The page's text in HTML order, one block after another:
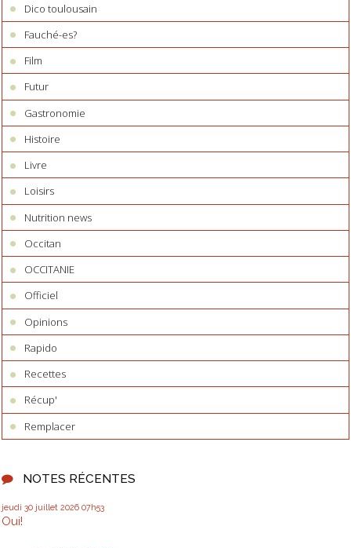
Dico toulousain
Fauché-es?
Film
Futur
Gastronomie
Histoire
Livre
Loisirs
Nutrition news
Occitan
OCCITANIE
Officiel
Opinions
Rapido
Recettes
Récup'
Remplacer
NOTES RÉCENTES
jeudi 30 juillet 2026 07h53
Oui!